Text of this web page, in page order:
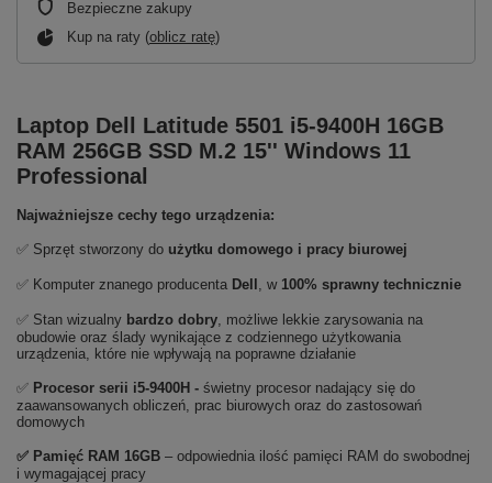
Bezpieczne zakupy
Kup na raty (oblicz ratę)
Laptop Dell Latitude 5501 i5-9400H 16GB
RAM 256GB SSD M.2 15'' Windows 11
Professional
Najważniejsze cechy tego urządzenia:
✅ Sprzęt stworzony do użytku domowego i pracy biurowej
✅ Komputer znanego producenta Dell , w 100% sprawny technicznie
✅ Stan wizualny bardzo dobry, możliwe lekkie zarysowania na
obudowie oraz ślady wynikające z codziennego użytkowania
urządzenia, które nie wpływają na poprawne działanie
✅ Procesor serii i5-9400H - świetny procesor nadający się do
zaawansowanych obliczeń, prac biurowych oraz do zastosowań
domowych
✅ Pamięć RAM 16GB – odpowiednia ilość pamięci RAM do swobodnej
i wymagającej pracy